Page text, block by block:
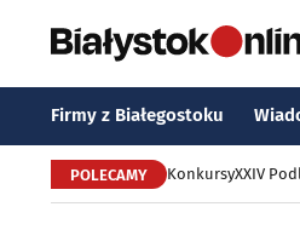
Firmy z Białegostoku
POLECAMY KonkursyXXIV